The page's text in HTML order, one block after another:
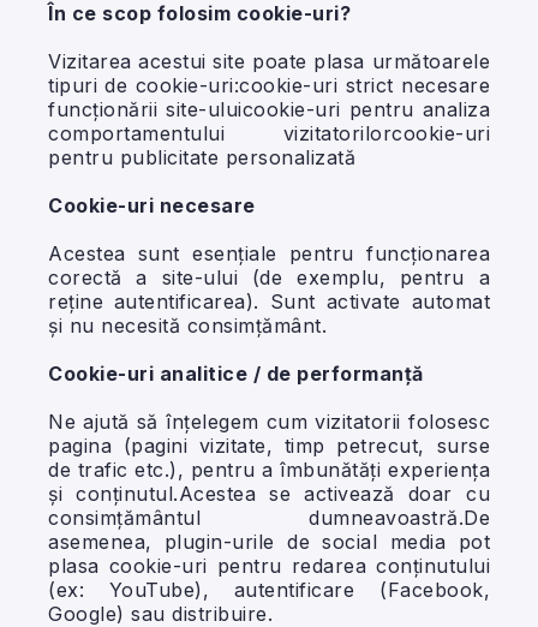
În ce scop folosim cookie-uri?
Vizitarea acestui site poate plasa următoarele
tipuri de cookie-uri:cookie-uri strict necesare
funcționării site-uluicookie-uri pentru analiza
comportamentului vizitatorilorcookie-uri
pentru publicitate personalizată
Cookie-uri necesare
Acestea sunt esențiale pentru funcționarea
corectă a site-ului (de exemplu, pentru a
reține autentificarea). Sunt activate automat
și nu necesită consimțământ.
Cookie-uri analitice / de performanță
Ne ajută să înțelegem cum vizitatorii folosesc
pagina (pagini vizitate, timp petrecut, surse
de trafic etc.), pentru a îmbunătăți experiența
și conținutul.Acestea se activează doar cu
consimțământul dumneavoastră.De
asemenea, plugin-urile de social media pot
plasa cookie-uri pentru redarea conținutului
(ex: YouTube), autentificare (Facebook,
Google) sau distribuire.